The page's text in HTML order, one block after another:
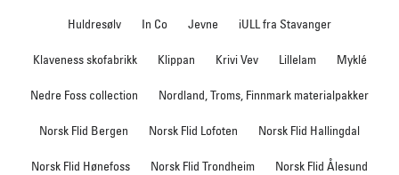
Huldresølv In Co Jevne iULL fra Stavanger
Klaveness skofabrikk Klippan Krivi Vev Lillelam Myklé
Nedre Foss collection Nordland, Troms, Finnmark materialpakker
Norsk Flid Bergen Norsk Flid Lofoten Norsk Flid Hallingdal
Norsk Flid Hønefoss Norsk Flid Trondheim Norsk Flid Ålesund